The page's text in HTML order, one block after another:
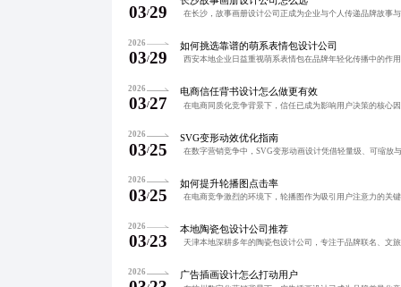
03/29
2026
03/29
如何挑选靠谱的萌系表情包设计公司
2026
03/27
电商信任背书设计怎么做更有效
2026
03/25
SVG变形动效优化指南
2026
03/25
如何提升轮播图点击率
2026
03/23
本地陶瓷包设计公司推荐
2026 广告插画设计怎么打动用户